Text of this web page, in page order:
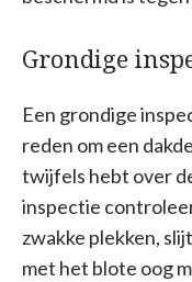
Grondige
Een grondige
reden om een
twijfels hebt over
inspectie
zwakke plekken,
met het blote oog